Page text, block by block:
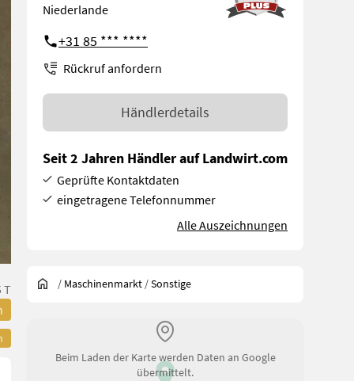
T
Niederlande
+31 85 *** ****
Rückruf anfordern
Händlerdetails
Seit 2 Jahren Händler auf Landwirt.com
Geprüfte Kontaktdaten
eingetragene Telefonnummer
Alle Auszeichnungen
/ Maschinenmarkt /Sonstige
Beim Laden der Karte werden Daten an Google
übermittelt.